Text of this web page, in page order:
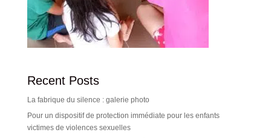
Recent Posts
La fabrique du silence : galerie photo
Pour un dispositif de protection immédiate pour les enfants
victimes de violences sexuelles